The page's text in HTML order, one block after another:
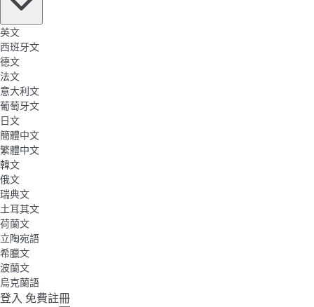
英文
西班牙文
德文
法文
意大利文
葡萄牙文
日文
簡體中文
繁體中文
韓文
俄文
瑞典文
土耳其文
荷蘭文
立陶宛語
希臘文
波蘭文
烏克蘭語
登入 免費註冊